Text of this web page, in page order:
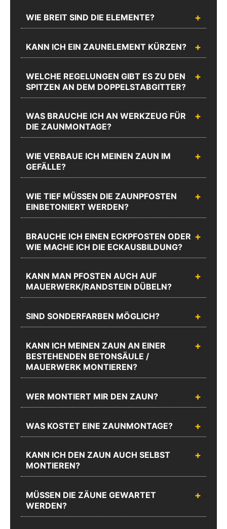
Sie mit
uns
Unseren
erreichen Sie
Mo.-Do.:
08:00 -
Fr.: 08:00 -
16:00
Zum
Chat
Rufen Sie
Sie erreichen
uns unter
8873-1200
Mo.-Do.:
08:00 -
17:00 und
Fr.: 08:00 -
16:00
WIE BREIT SIND DIE ELEMENTE?
KANN ICH EIN ZAUNELEMENT KÜRZEN?
WELCHE REGELUNGEN GIBT ES ZU DEN
SPITZEN AN DEM DOPPELSTABGITTER?
WAS BRAUCHE ICH AN WERKZEUG FÜR
DIE ZAUNMONTAGE?
WIE VERBAUE ICH MEINEN ZAUN IM
GEFÄLLE?
WIE TIEF MÜSSEN DIE ZAUNPFOSTEN
EINBETONIERT WERDEN?
BRAUCHE ICH EINEN ECKPFOSTEN ODER
WIE MACHE ICH DIE ECKAUSBILDUNG?
KANN MAN PFOSTEN AUCH AUF
MAUERWERK/RANDSTEIN DÜBELN?
SIND SONDERFARBEN MÖGLICH?
KANN ICH MEINEN ZAUN AN EINER
BESTEHENDEN BETONSÄULE /
MAUERWERK MONTIEREN?
WER MONTIERT MIR DEN ZAUN?
WAS KOSTET EINE ZAUNMONTAGE?
KANN ICH DEN ZAUN AUCH SELBST
MONTIEREN?
MÜSSEN DIE ZÄUNE GEWARTET
WERDEN?